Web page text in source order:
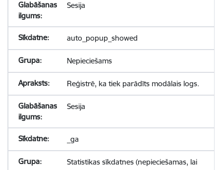
Sesija
auto_popup_showed
Nepieciešams
Reģistrē, ka tiek parādīts modālais logs.
Sesija
_ga
Statistikas sīkdatnes (nepieciešamas, lai